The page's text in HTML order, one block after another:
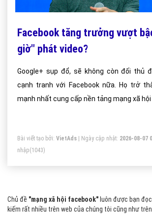
Facebook tăng trưởng vượt
giờ" phát video?
Google+ sụp đổ, sẽ không còn đối thủ
cạnh tranh với Facebook nữa. Họ trở
mạnh nhất cung cấp nền tảng mạng xã hội
Bài viết tạo bởi: VietAds | Ngày cập nhật: 2026-08-07
nhập(1043)
Chủ đề "mạng xã hội facebook" luôn được bạn
kiếm rất nhiều trên web của chúng tôi cũng như trên